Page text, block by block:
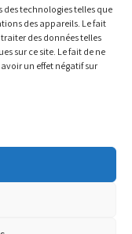
des technologies telles que
des appareils. Le fait
des données telles
sur ce site. Le fait de ne
un effet négatif sur
de RDV)